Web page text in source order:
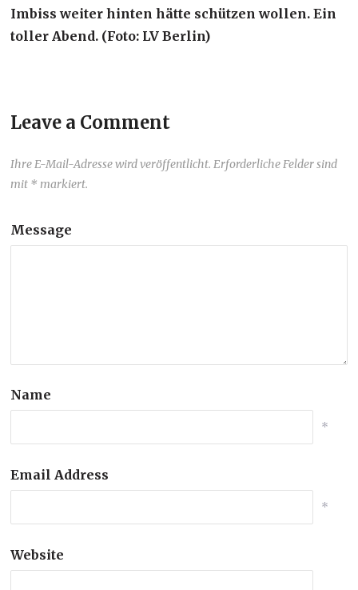
Imbiss weiter hinten hätte schützen wollen. Ein
toller Abend. (Foto: LV Berlin)
Leave a Comment
Ihre E-Mail-Adresse wird veröffentlicht. Erforderliche Felder sind
mit * markiert.
Message
Name
*
Email Address
*
Website